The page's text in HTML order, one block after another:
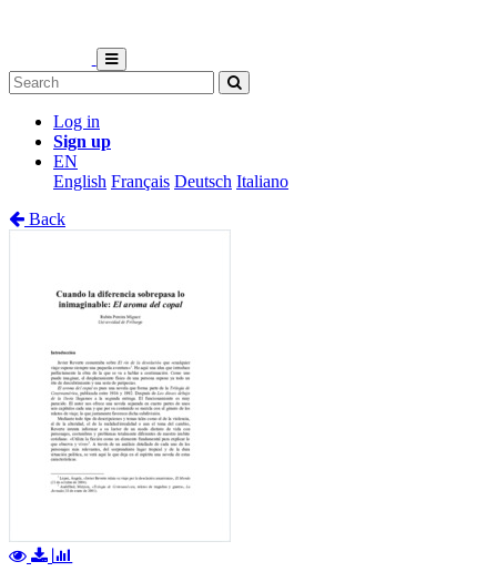
Log in
Sign up
EN
English Français Deutsch Italiano
Back